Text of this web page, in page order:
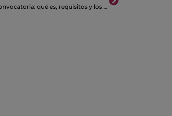
#SOS 02.23 ❘ Aviso de Convocatoria: qué es, requisitos y los temas a tratar en la junta obligatoria anual